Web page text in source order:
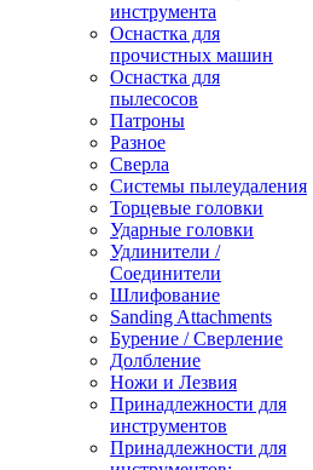
инструмента
Оснастка для
прочистных машин
Оснастка для
пылесосов
Патроны
Разное
Сверла
Системы пылеудаления
Торцевые головки
Ударные головки
Удлинители /
Соединители
Шлифование
Sanding Attachments
Бурение / Сверление
Долбление
Ножи и Лезвия
Принадлежности для
инструментов
Принадлежности для